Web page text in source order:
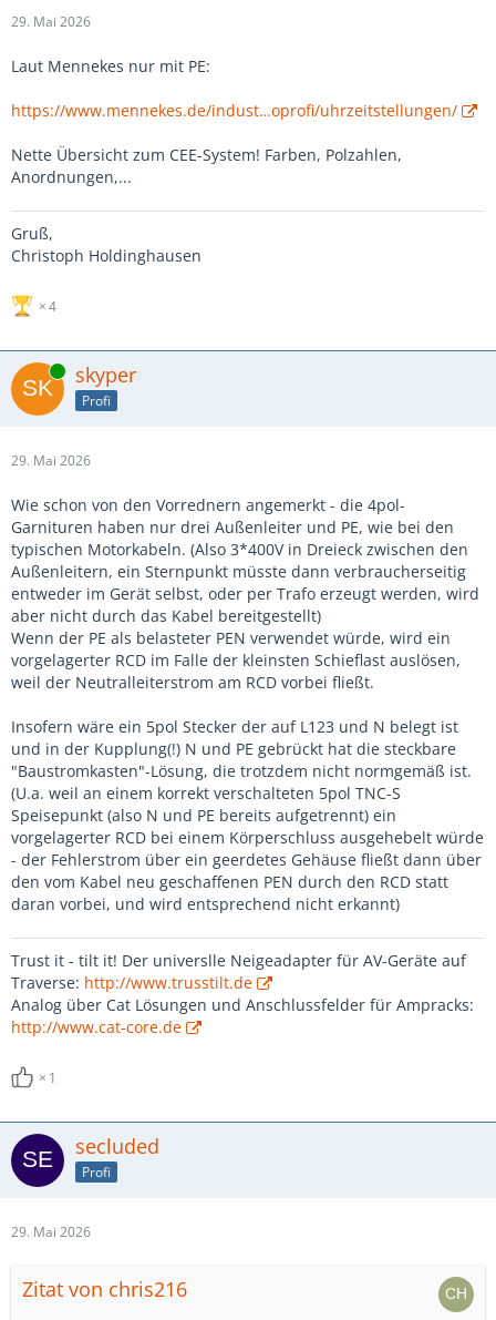
29. Mai 2026
Laut Mennekes nur mit PE:
https://www.mennekes.de/indust…oprofi/uhrzeitstellungen/
Nette Übersicht zum CEE-System! Farben, Polzahlen,
Anordnungen,...
Gruß,
Christoph Holdinghausen
4
Online skyper
Profi
29. Mai 2026
Wie schon von den Vorrednern angemerkt - die 4pol-
Garnituren haben nur drei Außenleiter und PE, wie bei den
typischen Motorkabeln. (Also 3*400V in Dreieck zwischen den
Außenleitern, ein Sternpunkt müsste dann verbraucherseitig
entweder im Gerät selbst, oder per Trafo erzeugt werden, wird
aber nicht durch das Kabel bereitgestellt)
Wenn der PE als belasteter PEN verwendet würde, wird ein
vorgelagerter RCD im Falle der kleinsten Schieflast auslösen,
weil der Neutralleiterstrom am RCD vorbei fließt.
Insofern wäre ein 5pol Stecker der auf L123 und N belegt ist
und in der Kupplung(!) N und PE gebrückt hat die steckbare
"Baustromkasten"-Lösung, die trotzdem nicht normgemäß ist.
(U.a. weil an einem korrekt verschalteten 5pol TNC-S
Speisepunkt (also N und PE bereits aufgetrennt) ein
vorgelagerter RCD bei einem Körperschluss ausgehebelt würde
- der Fehlerstrom über ein geerdetes Gehäuse fließt dann über
den vom Kabel neu geschaffenen PEN durch den RCD statt
daran vorbei, und wird entsprechend nicht erkannt)
Trust it - tilt it! Der universlle Neigeadapter für AV-Geräte auf
Traverse: http://www.trusstilt.de
Analog über Cat Lösungen und Anschlussfelder für Ampracks:
http://www.cat-core.de
1
secluded
Profi
29. Mai 2026
Zitat von chris216